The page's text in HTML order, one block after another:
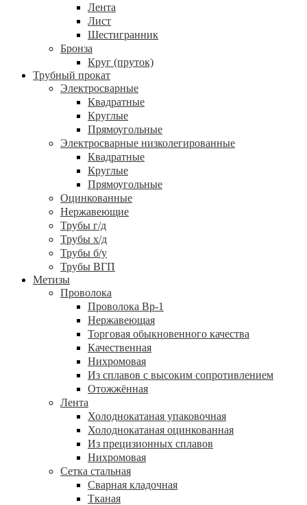
Лента
Лист
Шестигранник
Бронза
Круг (пруток)
Трубный прокат
Электросварные
Квадратные
Круглые
Прямоугольные
Электросварные низколегированные
Квадратные
Круглые
Прямоугольные
Оцинкованные
Нержавеющие
Трубы г/д
Трубы х/д
Трубы б/у
Трубы ВГП
Метизы
Проволока
Проволока Вр-1
Нержавеющая
Торговая обыкновенного качества
Качественная
Нихромовая
Из сплавов с высоким сопротивлением
Отожжённая
Лента
Холоднокатаная упаковочная
Холоднокатаная оцинкованная
Из прецизионных сплавов
Нихромовая
Сетка стальная
Сварная кладочная
Тканая